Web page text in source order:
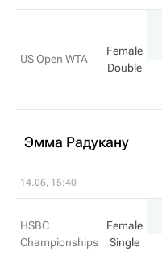
US Open WTA
Female
Double
Эмма Радукану
14.06, 15:40
HSBC
Championships
Female
Single